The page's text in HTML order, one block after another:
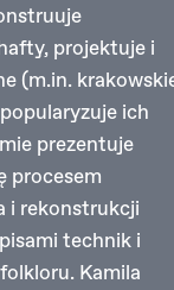
projektuje i
(m.in.
ich
prezentuje
procesem
i rekonstrukcji
technik i
Kamila